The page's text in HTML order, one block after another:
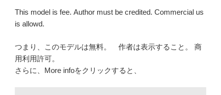
This model is fee. Author must be credited. Commercial us
is allowd.
つまり、このモデルは無料。 作者は表示すること。 商
用利用許可。
さらに、More infoをクリックすると、